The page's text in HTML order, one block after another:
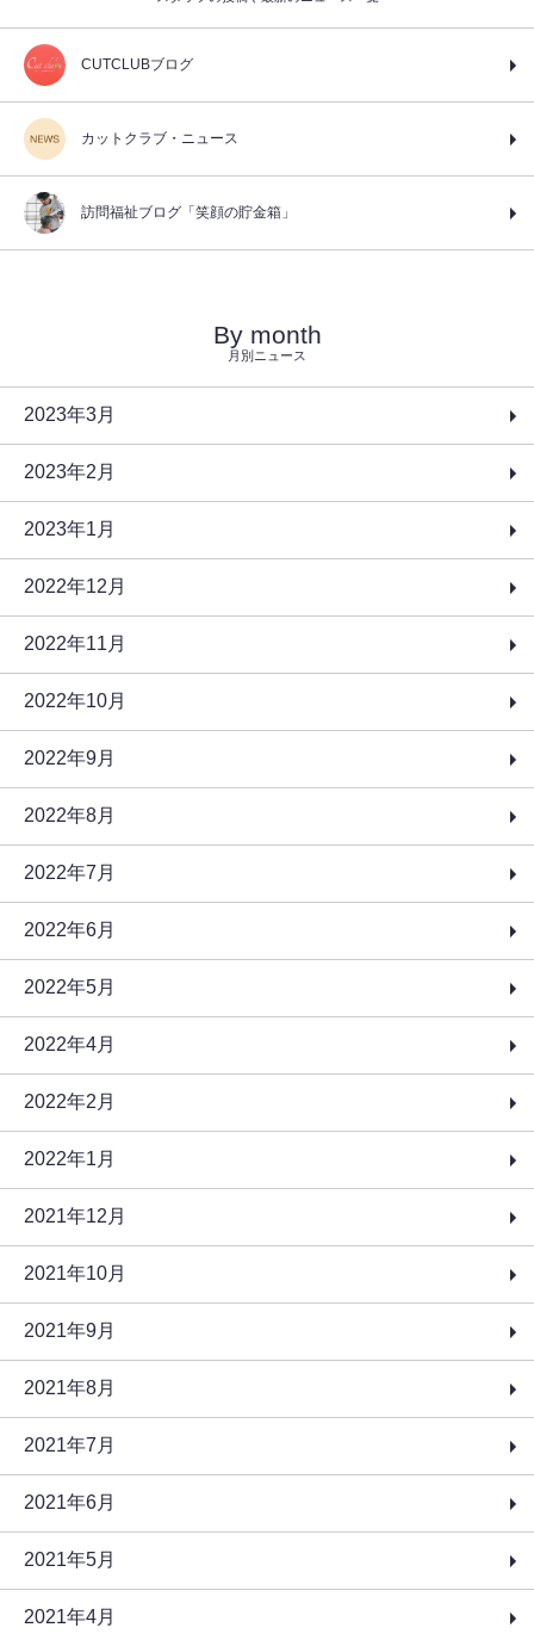
CUTCLUBブログ
カットクラブ・ニュース
訪問福祉ブログ「笑顔の貯金箱」
By month
月別ニュース
2023年3月
2023年2月
2023年1月
2022年12月
2022年11月
2022年10月
2022年9月
2022年8月
2022年7月
2022年6月
2022年5月
2022年4月
2022年2月
2022年1月
2021年12月
2021年10月
2021年9月
2021年8月
2021年7月
2021年6月
2021年5月
2021年4月